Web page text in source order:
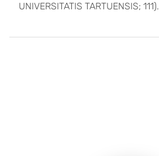
UNIVERSITATIS TARTUENSIS; 111).